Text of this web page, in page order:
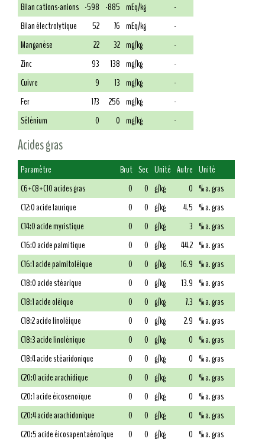
Bilan cations-anions -598 -885 mEq/kg
-
Bilan électrolytique
52 76 mEq/kg
-
Manganèse
22 32 mg/kg
-
Zinc
93 138 mg/kg
-
Cuivre
9 13 mg/kg
-
Fer
173 256 mg/kg
-
Sélénium
0 0 mg/kg -
Acides gras
Paramètre Brut Sec Unité Autre Unité
C6+C8+C10 acides gras
0 0 g/kg 0 % a. gras
C12:0 acide laurique
0 0 g/kg 4.5 % a. gras
C14:0 acide myristique
0 0 g/kg 3 % a. gras
C16:0 acide palmitique
0 0 g/kg 44.2 % a. gras
C16:1 acide palmitoléique
0 0 g/kg 16.9 % a. gras
C18:0 acide stéarique
0 0 g/kg 13.9 % a. gras
C18:1 acide oléique
0 0 g/kg 7.3 % a. gras
C18:2 acide linoléique
0 0 g/kg 2.9 % a. gras
C18:3 acide linolénique
0 0 g/kg 0 % a. gras
C18:4 acide stéaridonique
0 0 g/kg 0 % a. gras
C20:0 acide arachidique
0 0 g/kg 0 % a. gras
C20:1 acide éicosenoïque
0 0 g/kg 0 % a. gras
C20:4 acide arachidonique
0 0 g/kg 0 % a. gras
C20:5 acide éicosapentaénoïque
0 0 g/kg 0 % a. gras